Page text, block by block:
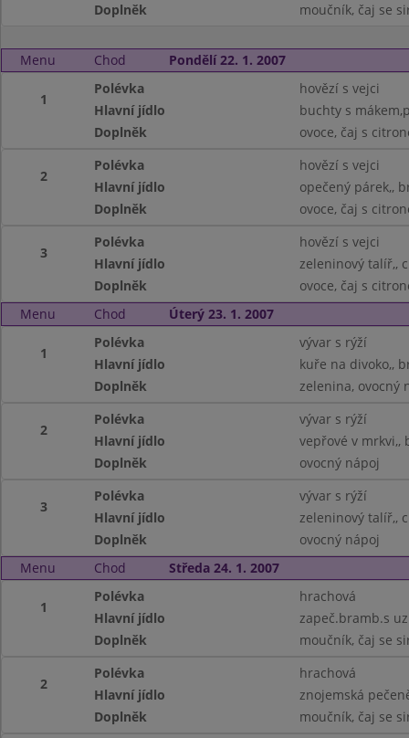
Doplněk
moučník, čaj se
Menu Chod Pondělí 22. 1. 2007
1
Polévka
hovězí s vejci
Hlavní jídlo
buchty s
Doplněk
ovoce, čaj s
2
Polévka
hovězí s vejci
Hlavní jídlo
opečený párek,,
Doplněk
ovoce, čaj s
3
Polévka
hovězí s vejci
Hlavní jídlo
zeleninový talíř,,
Doplněk
ovoce, čaj s
Menu
Chod Úterý 23. 1. 2007
1
Polévka
vývar s rýží
Hlavní jídlo
kuře na divoko,,
Doplněk
zelenina, ovocný
2
Polévka
vývar s rýží
Hlavní jídlo
vepřové v mrkvi,,
Doplněk
ovocný nápoj
3
Polévka
vývar s rýží
Hlavní jídlo
zeleninový talíř,,
Doplněk
ovocný nápoj
Menu
Chod Středa 24. 1. 2007
1
Polévka
hrachová
Hlavní jídlo
zapeč.bramb.s
Doplněk
moučník, čaj se
2
Polévka
hrachová
Hlavní jídlo
znojemská
Doplněk
moučník, čaj se